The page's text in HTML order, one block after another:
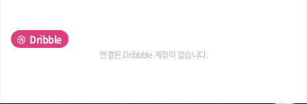
Dribble
연결된 Dribbble 계정이 없습니다.